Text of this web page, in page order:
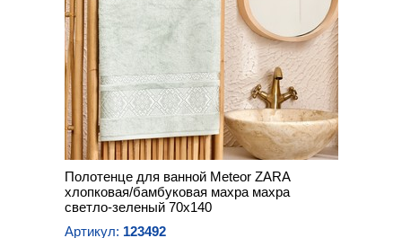
Полотенце для ванной Meteor ZARA
хлопковая/бамбуковая махра махра
светло-зеленый 70х140
Артикул: 123492